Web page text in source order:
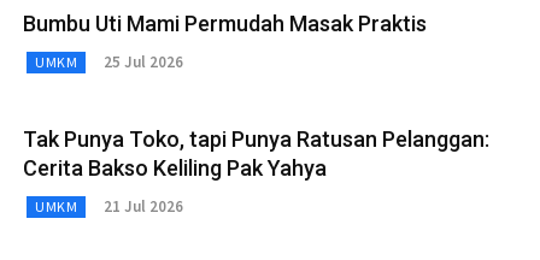
Bumbu Uti Mami Permudah Masak Praktis
UMKM 25 Jul 2026
Tak Punya Toko, tapi Punya Ratusan Pelanggan:
Cerita Bakso Keliling Pak Yahya
UMKM 21 Jul 2026